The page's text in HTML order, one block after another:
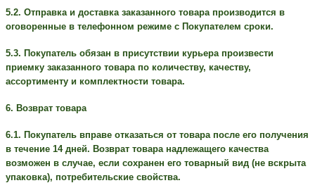
5.2. Отправка и доставка заказанного товара производится в
оговоренные в телефонном режиме с Покупателем сроки.
5.3. Покупатель обязан в присутствии курьера произвести
приемку заказанного товара по количеству, качеству,
ассортименту и комплектности товара.
6. Возврат товара
6.1. Покупатель вправе отказаться от товара после его получения
в течение 14 дней. Возврат товара надлежащего качества
возможен в случае, если сохранен его товарный вид (не вскрыта
упаковка), потребительские свойства.